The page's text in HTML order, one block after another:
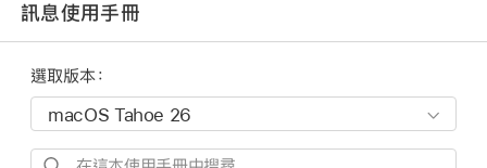
訊息使用手冊
選取版本：
在